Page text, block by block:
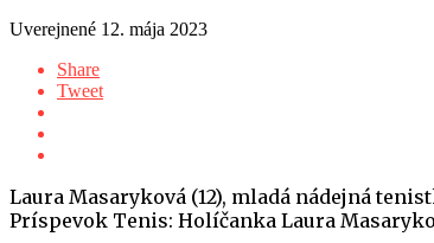
Uverejnené 12. mája 2023
Share
Tweet
Laura Masaryková (12), mladá nádejná
Príspevok Tenis: Holíčanka Laura